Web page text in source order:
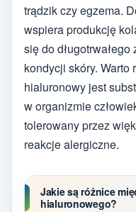
trądzik czy egzema.
wspiera produkcję
się do
kondycji skóry.
hialuronowy jest
w organizmie
tolerowany przez
reakcje alergiczne.
Jakie są różnice
hialuronowego?